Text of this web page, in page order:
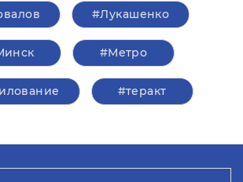
#Лукашенко
#Метро
#теракт